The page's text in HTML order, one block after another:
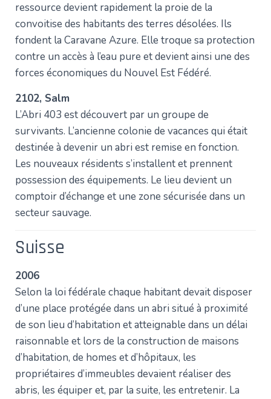
ressource devient rapidement la proie de la
convoitise des habitants des terres désolées. Ils
fondent la Caravane Azure. Elle troque sa protection
contre un accès à l’eau pure et devient ainsi une des
forces économiques du Nouvel Est Fédéré.
2102, Salm
L’Abri 403 est découvert par un groupe de
survivants. L’ancienne colonie de vacances qui était
destinée à devenir un abri est remise en fonction.
Les nouveaux résidents s’installent et prennent
possession des équipements. Le lieu devient un
comptoir d’échange et une zone sécurisée dans un
secteur sauvage.
Suisse
2006
Selon la loi fédérale chaque habitant devait disposer
d’une place protégée dans un abri situé à proximité
de son lieu d’habitation et atteignable dans un délai
raisonnable et lors de la construction de maisons
d’habitation, de homes et d’hôpitaux, les
propriétaires d’immeubles devaient réaliser des
abris, les équiper et, par la suite, les entretenir. La